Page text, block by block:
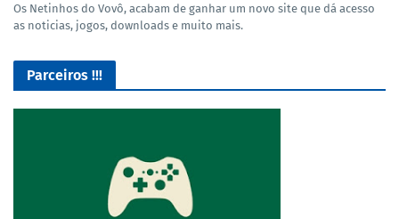
Os Netinhos do Vovô, acabam de ganhar um novo site que dá acesso
as noticias, jogos, downloads e muito mais.
Parceiros !!!
O Melhor lugar para adquirir seus mods para o Euro Truck